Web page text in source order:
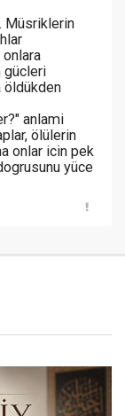
Müsriklerin
gücleri
öldükden
anlami
ölülerin
onlar icin pek
yüce